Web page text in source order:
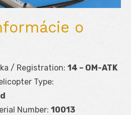
o
/ Registration: 14 – OM-ATK
Type:
Number: 10013